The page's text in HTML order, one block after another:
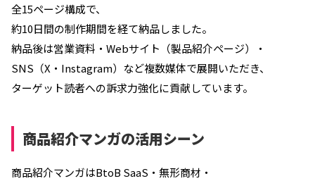
全15ページ構成で、
約10日間の制作期間を経て納品しました。
納品後は営業資料・Webサイト（製品紹介ページ）・
SNS（X・Instagram）など複数媒体で展開いただき、
ターゲット読者への訴求力強化に貢献しています。
商品紹介マンガの活用シーン
商品紹介マンガはBtoB SaaS・無形商材・